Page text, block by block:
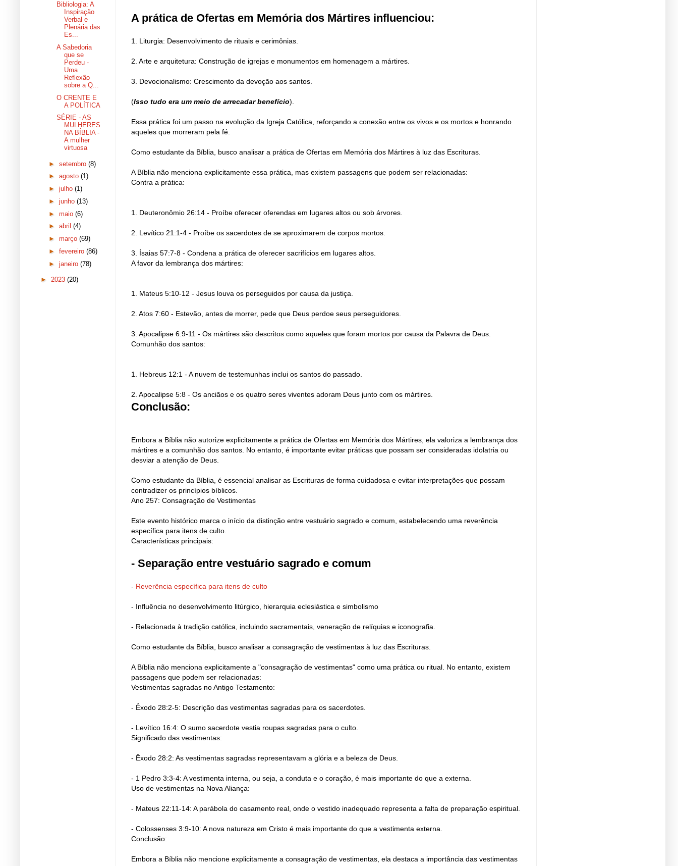
A prática de Ofertas em Memória dos Mártires influenciou:
1. Liturgia: Desenvolvimento de rituais e cerimônias.
2. Arte e arquitetura: Construção de igrejas e monumentos em homenagem a mártires.
3. Devocionalismo: Crescimento da devoção aos santos.
(Isso tudo era um meio de arrecadar benefício).
Essa prática foi um passo na evolução da Igreja Católica, reforçando a conexão entre os vivos e os mortos e honrando
aqueles que morreram pela fé.
Como estudante da Bíblia, busco analisar a prática de Ofertas em Memória dos Mártires à luz das Escrituras.
A Bíblia não menciona explicitamente essa prática, mas existem passagens que podem ser relacionadas:
Contra a prática:
1. Deuteronômio 26:14 - Proíbe oferecer oferendas em lugares altos ou sob árvores.
2. Levítico 21:1-4 - Proíbe os sacerdotes de se aproximarem de corpos mortos.
3. Ísaias 57:7-8 - Condena a prática de oferecer sacrifícios em lugares altos.
A favor da lembrança dos mártires:
1. Mateus 5:10-12 - Jesus louva os perseguidos por causa da justiça.
2. Atos 7:60 - Estevão, antes de morrer, pede que Deus perdoe seus perseguidores.
3. Apocalipse 6:9-11 - Os mártires são descritos como aqueles que foram mortos por causa da Palavra de Deus.
Comunhão dos santos:
1. Hebreus 12:1 - A nuvem de testemunhas inclui os santos do passado.
2. Apocalipse 5:8 - Os anciãos e os quatro seres viventes adoram Deus junto com os mártires.
Conclusão:
Embora a Bíblia não autorize explicitamente a prática de Ofertas em Memória dos Mártires, ela valoriza a lembrança dos
mártires e a comunhão dos santos. No entanto, é importante evitar práticas que possam ser consideradas idolatria ou
desviar a atenção de Deus.
Como estudante da Bíblia, é essencial analisar as Escrituras de forma cuidadosa e evitar interpretações que possam
contradizer os princípios bíblicos.
Ano 257: Consagração de Vestimentas
Este evento histórico marca o início da distinção entre vestuário sagrado e comum, estabelecendo uma reverência
específica para itens de culto.
Características principais:
- Separação entre vestuário sagrado e comum
- Reverência específica para itens de culto
- Influência no desenvolvimento litúrgico, hierarquia eclesiástica e simbolismo
- Relacionada à tradição católica, incluindo sacramentais, veneração de relíquias e iconografia.
Como estudante da Bíblia, busco analisar a consagração de vestimentas à luz das Escrituras.
A Bíblia não menciona explicitamente a "consagração de vestimentas" como uma prática ou ritual. No entanto, existem
passagens que podem ser relacionadas:
Vestimentas sagradas no Antigo Testamento:
- Êxodo 28:2-5: Descrição das vestimentas sagradas para os sacerdotes.
- Levítico 16:4: O sumo sacerdote vestia roupas sagradas para o culto.
Significado das vestimentas:
- Êxodo 28:2: As vestimentas sagradas representavam a glória e a beleza de Deus.
- 1 Pedro 3:3-4: A vestimenta interna, ou seja, a conduta e o coração, é mais importante do que a externa.
Uso de vestimentas na Nova Aliança:
- Mateus 22:11-14: A parábola do casamento real, onde o vestido inadequado representa a falta de preparação espiritual.
- Colossenses 3:9-10: A nova natureza em Cristo é mais importante do que a vestimenta externa.
Conclusão:
Embora a Bíblia não mencione explicitamente a consagração de vestimentas, ela destaca a importância das vestimentas
Bibliologia: A
Inspiração
Verbal e
Plenária das
Es...
A Sabedoria
que se
Perdeu -
Uma
Reflexão
sobre a Q...
O CRENTE E
A POLÍTICA
SÉRIE - AS
MULHERES
NA BÍBLIA -
A mulher
virtuosa
► setembro (8)
► agosto (1)
► julho (1)
► junho (13)
► maio (6)
► abril (4)
► março (69)
► fevereiro (86)
► janeiro (78)
► 2023 (20)